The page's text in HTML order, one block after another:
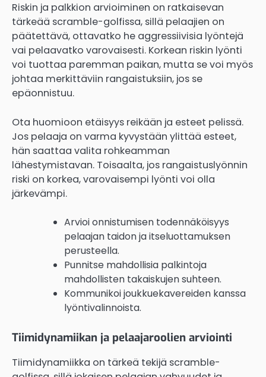
Riskin ja palkkion arvioiminen on ratkaisevan
tärkeää scramble-golfissa, sillä pelaajien on
päätettävä, ottavatko he aggressiivisia lyöntejä
vai pelaavatko varovaisesti. Korkean riskin lyönti
voi tuottaa paremman paikan, mutta se voi myös
johtaa merkittäviin rangaistuksiin, jos se
epäonnistuu.
Ota huomioon etäisyys reikään ja esteet pelissä.
Jos pelaaja on varma kyvystään ylittää esteet,
hän saattaa valita rohkeamman
lähestymistavan. Toisaalta, jos rangaistuslyönnin
riski on korkea, varovaisempi lyönti voi olla
järkevämpi.
Arvioi onnistumisen todennäköisyys
pelaajan taidon ja itseluottamuksen
perusteella.
Punnitse mahdollisia palkintoja
mahdollisten takaiskujen suhteen.
Kommunikoi joukkuekavereiden kanssa
lyöntivalinnoista.
Tiimidynamiikan ja pelaajaroolien arviointi
Tiimidynamiikka on tärkeä tekijä scramble-